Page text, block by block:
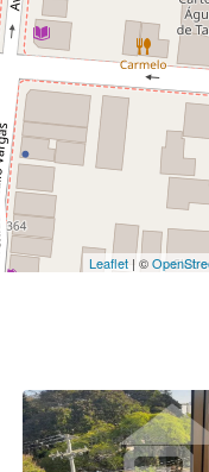
Leaflet| ©